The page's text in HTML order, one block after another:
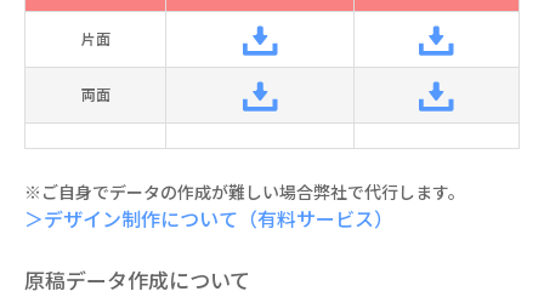
片面
両面
※ご自身でデータの作成が難しい場合弊社で代行します。
＞デザイン制作について（有料サービス）
原稿データ作成について